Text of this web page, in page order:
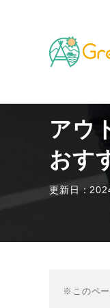
TOP
アウ
おす
更新日：
※このペー